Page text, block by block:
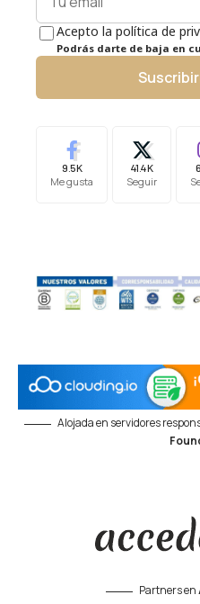
Acepto la política de
Podrás darte de baja en
9.5K
Me gusta
41.4K
Seguir
Alojada en servidores
Partners en